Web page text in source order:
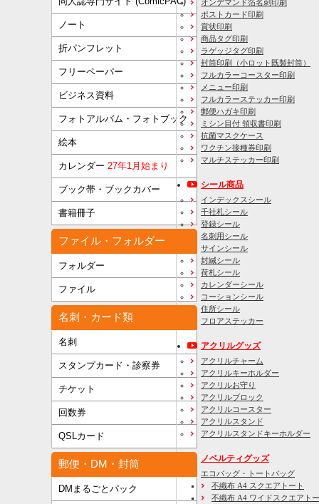
ノート
折パンフレット
フリーペーパー
ビジネス資料
フォトアルバム・フォトブック
絵本
カレンダー 27年1月始まり
ブック帯・ブックカバー
書籍冊子
ファイル・フォルダー
フォルダー
ファイル
名刺・カード類
名刺
スタンプカード・診察券
チケット
回数券
QSLカード
郵便・DM・封筒
DMまるごとパック
オンデマンド箔名刺印刷
ポストカード印刷
賞状印刷
商品タグ印刷
ラゲッジタグ印刷
封筒印刷
（小ロット既製封筒）
フルカラーコースター印刷
メニュー印刷
フルカラーステッカー印刷
郵便ハガキ印刷
ミシン目付 領収書印刷
抗菌マスクケース
ワクチン接種券印刷
マルチステッカー印刷
シール商品
インデックスシール
千社札シール
登録シール
名刺用シール
サインシール
封緘シール
荷札シール
カレンダーシール
コーションシール
住所シール
フロアステッカー
アクリルグッズ
アクリルチャーム
アクリルキーホルダー
アクリルお守り
アクリルブロック
アクリルコースター
アクリルスタンド
アクリルスタンドキーホルダー
ノベルティグッズ
エコバッグ・トートバッグ
不織布 A4 スクエアトート
不織布 A4 ワイドスクエアト